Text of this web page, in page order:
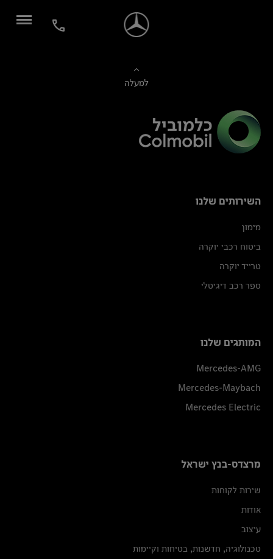
למעלה
השירותים שלנו
מימון
ביטוח רכבי יוקרה
טרייד יוקרה
ספר רכב דיגיטלי
המותגים שלנו
Mercedes-AMG
Mercedes-Maybach
Mercedes Electric
מרצדס-בנץ ישראל
שירות לקוחות
אודות
עיצוב
טכנולוגיה, חדשנות, בטיחות וקיימות